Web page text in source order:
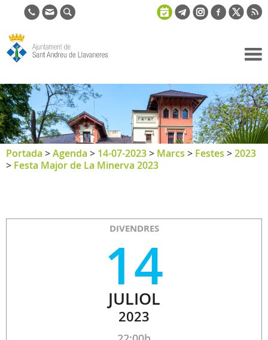
de Sant
Andreu de
Llavaneres
Portada >Agenda > 14-07-2023> Marcs > Festes >2023
> Festa Major de La Minerva 2023
DIVENDRES
14
JULIOL
2023